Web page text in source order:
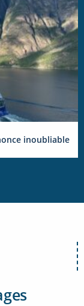
inoubliable